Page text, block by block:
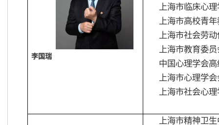
李国瑞
上海市临床心
上海市高校青
上海市社会劳
上海市教育委
中国心理学会
上海市心理学会
上海市社会心
上海市精神卫